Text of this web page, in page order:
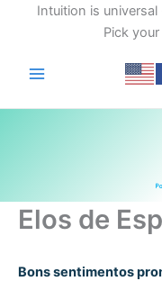
Intuition is
Pick
Elos de
Bons sentimentos